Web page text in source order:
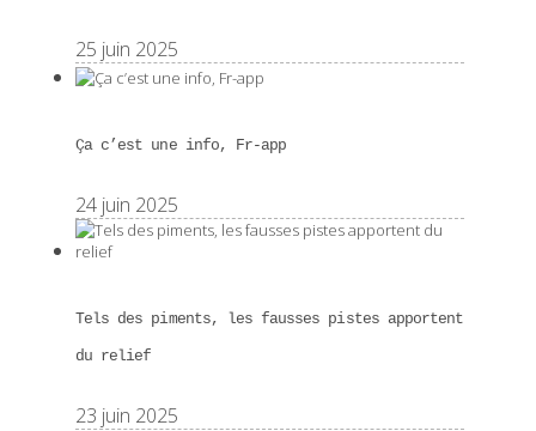
25 juin 2025
Ça c’est une info, Fr-app
24 juin 2025
Tels des piments, les fausses pistes apportent
du relief
23 juin 2025